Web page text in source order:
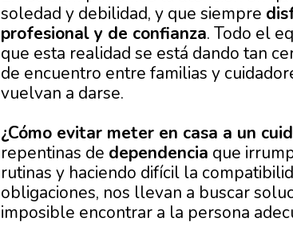
soledad y debilidad, y que siempre
profesional y de confianza. Todo el
que esta realidad se está dando tan
de encuentro entre familias y
vuelvan a darse.
¿Cómo evitar meter en casa a un
repentinas de dependencia que
rutinas y haciendo difícil la
obligaciones, nos llevan a buscar
imposible encontrar a la persona